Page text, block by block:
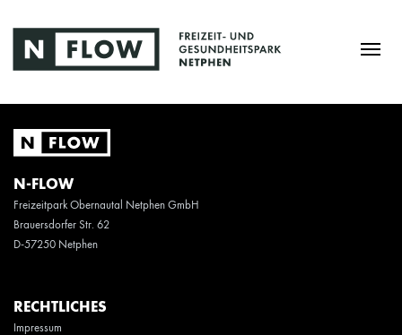
N-FLOW
Freizeitpark Obernautal Netphen GmbH
Brauersdorfer Str. 62
D-57250 Netphen
RECHTLICHES
Impressum